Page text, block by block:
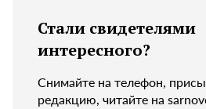
Стали свидетелями
интересного?
Снимайте на телефон,
редакцию, читайте на